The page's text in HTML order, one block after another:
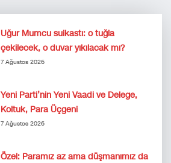
Uğur Mumcu suikastı: o tuğla
çekilecek, o duvar yıkılacak mı?
7 Ağustos 2026
Yeni Parti’nin Yeni Vaadi ve Delege,
Koltuk, Para Üçgeni
7 Ağustos 2026
Özel: Paramız az ama düşmanımız da